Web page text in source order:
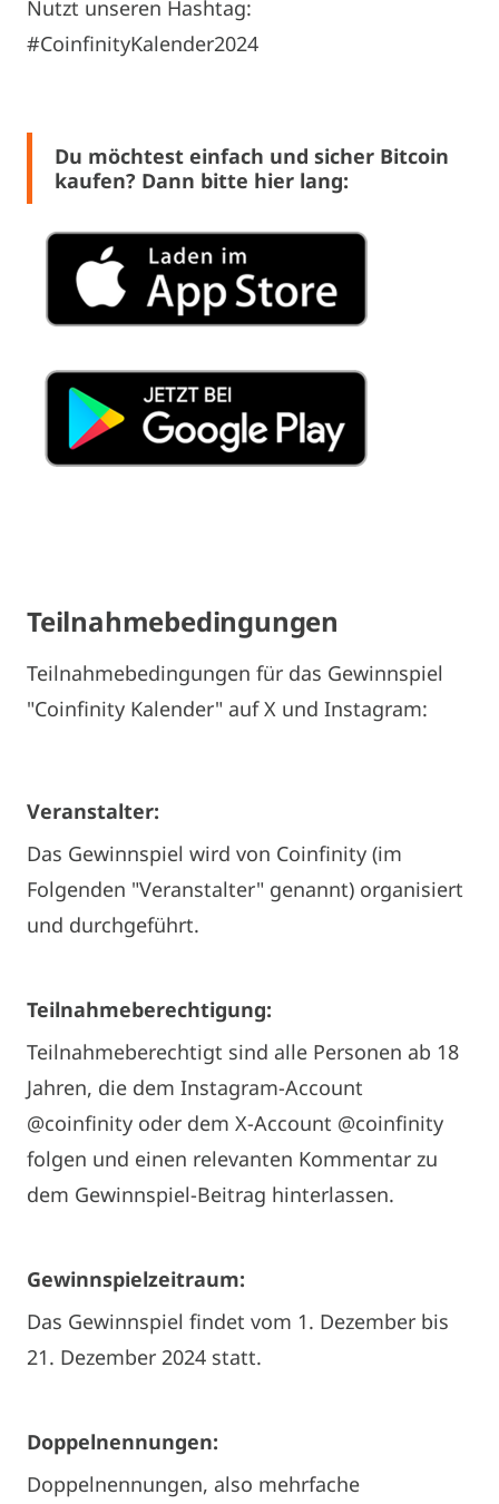
Nutzt unseren Hashtag:
#CoinfinityKalender2024
Du möchtest einfach und sicher Bitcoin
kaufen? Dann bitte hier lang:
Teilnahmebedingungen
Teilnahmebedingungen für das Gewinnspiel
"Coinfinity Kalender" auf X und Instagram:
Veranstalter:
Das Gewinnspiel wird von Coinfinity (im
Folgenden "Veranstalter" genannt) organisiert
und durchgeführt.
Teilnahmeberechtigung:
Teilnahmeberechtigt sind alle Personen ab 18
Jahren, die dem Instagram-Account
@coinfinity oder dem X-Account @coinfinity
folgen und einen relevanten Kommentar zu
dem Gewinnspiel-Beitrag hinterlassen.
Gewinnspielzeitraum:
Das Gewinnspiel findet vom 1. Dezember bis
21. Dezember 2024 statt.
Doppelnennungen:
Doppelnennungen, also mehrfache